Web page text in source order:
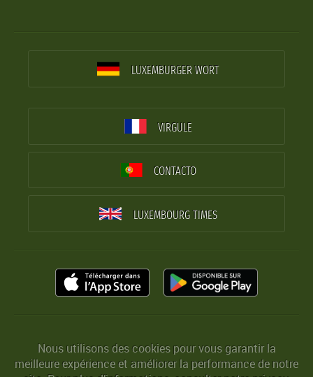
LUXEMBURGER WORT
VIRGULE
CONTACTO
LUXEMBOURG TIMES
Nous utilisons des cookies pour vous garantir la
meilleure expérience et améliorer la performance de notre